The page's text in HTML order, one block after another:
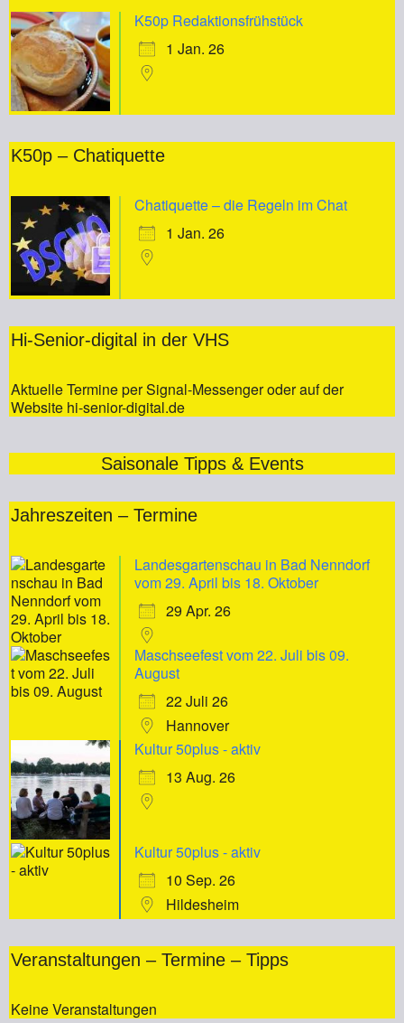
K50p Redaktionsfrühstück
1 Jan. 26
K50p – Chatiquette
Chatiquette – die Regeln im Chat
1 Jan. 26
Hi-Senior-digital in der VHS
Aktuelle Termine per Signal-Messenger oder auf der
Website hi-senior-digital.de
Saisonale Tipps & Events
Jahreszeiten – Termine
Landesgartenschau in Bad Nenndorf
vom 29. April bis 18. Oktober
29 Apr. 26
Maschseefest vom 22. Juli bis 09.
August
22 Juli 26
Hannover
Kultur 50plus - aktiv
13 Aug. 26
Kultur 50plus - aktiv
10 Sep. 26
Hildesheim
Veranstaltungen – Termine – Tipps
Keine Veranstaltungen